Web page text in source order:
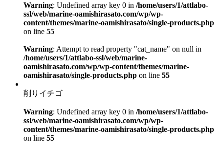
Warning: Undefined array key 0 in /home/users/1/attlabo-
ssl/web/marine-oamishirasato.com/wp/wp-
content/themes/marine-oamishirasato/single-products.php
on line 55
Warning: Attempt to read property "cat_name" on null in
/home/users/1/attlabo-ssl/web/marine-
oamishirasato.com/wp/wp-content/themes/marine-
oamishirasato/single-products.php on line 55
削りイチゴ
Warning: Undefined array key 0 in /home/users/1/attlabo-
ssl/web/marine-oamishirasato.com/wp/wp-
content/themes/marine-oamishirasato/single-products.php
on line 55